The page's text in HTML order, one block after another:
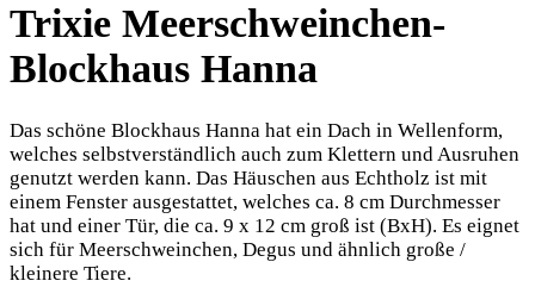
Trixie Meerschweinchen-
Blockhaus Hanna
Das schöne Blockhaus Hanna hat ein Dach in Wellenform,
welches selbstverständlich auch zum Klettern und Ausruhen
genutzt werden kann. Das Häuschen aus Echtholz ist mit
einem Fenster ausgestattet, welches ca. 8 cm Durchmesser
hat und einer Tür, die ca. 9 x 12 cm groß ist (BxH). Es eignet
sich für Meerschweinchen, Degus und ähnlich große /
kleinere Tiere.